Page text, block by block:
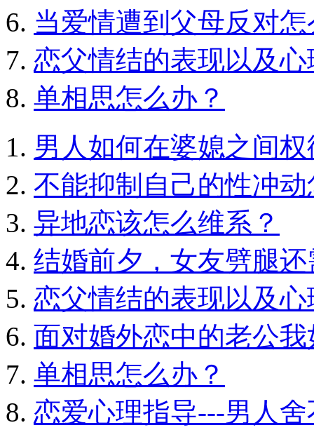
当爱情遭到父母反对
恋父情结的表现以及
单相思怎么办？
男人如何在婆媳之间权
不能抑制自己的性冲
异地恋该怎么维系？
结婚前夕，女友劈腿
恋父情结的表现以及
面对婚外恋中的老公
单相思怎么办？
恋爱心理指导---男人